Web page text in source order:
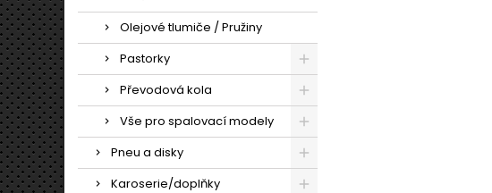
Olejové tlumiče / Pružiny
Pastorky
Převodová kola
Vše pro spalovací modely
Pneu a disky
Karoserie/doplňky